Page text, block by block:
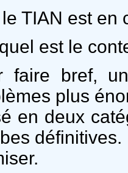
TIAN est en
est le
faire bref,
plus
en deux
définitives.